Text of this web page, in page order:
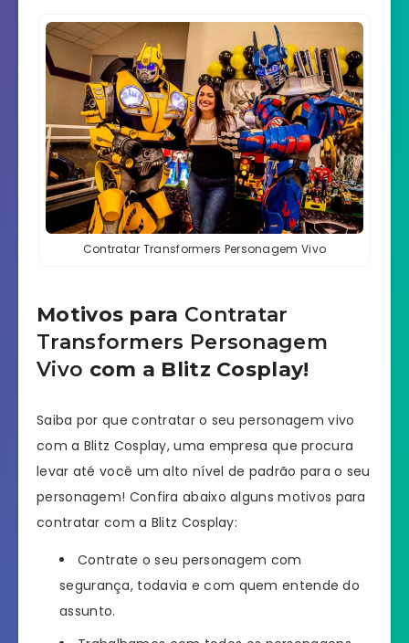
Contratar Transformers Personagem Vivo
Motivos para Contratar
Transformers Personagem
Vivo com a Blitz Cosplay!
Saiba por que contratar o seu personagem vivo
com a Blitz Cosplay, uma empresa que procura
levar até você um alto nível de padrão para o seu
personagem! Confira abaixo alguns motivos para
contratar com a Blitz Cosplay:
Contrate o seu personagem com
segurança, todavia e com quem entende do
assunto.